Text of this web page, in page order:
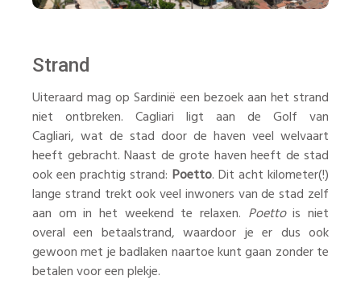
Strand
Uiteraard mag op Sardinië een bezoek aan het strand
niet ontbreken. Cagliari ligt aan de Golf van
Cagliari, wat de stad door de haven veel welvaart
heeft gebracht. Naast de grote haven heeft de stad
ook een prachtig strand: Poetto. Dit acht kilometer(!)
lange strand trekt ook veel inwoners van de stad zelf
aan om in het weekend te relaxen. Poettois niet
overal een betaalstrand, waardoor je er dus ook
gewoon met je badlaken naartoe kunt gaan zonder te
betalen voor een plekje.